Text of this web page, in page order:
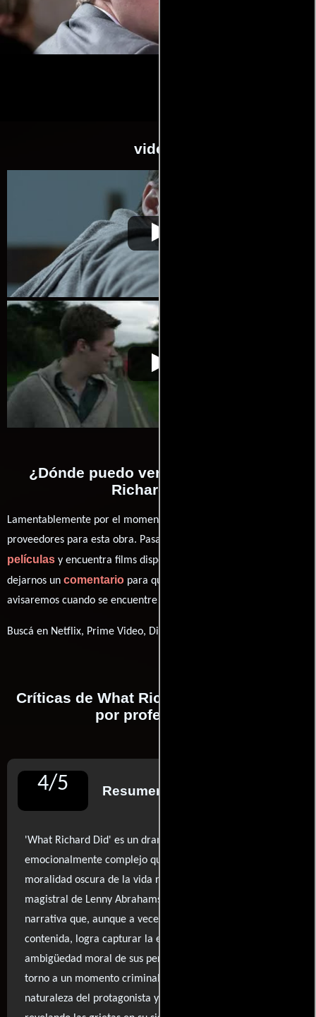
videos
Video de la película What Richard
What Richard
Did
Video de la película What Richard
¿Dónde puedo ver la películas What
Richard Did?
Lamentablemente por el momento no contamos con enlaces a
proveedores para esta obra. Pasa por nuestro catálogo de
películas y encuentra films disponibles. También puedes
dejarnos un comentario para que le demos prioridad y te
avisaremos cuando se encuentre disponible
Buscá en Netflix, Prime Video, Disney+
Críticas de What Richard Did realizadas
por profesionales
4/5 Resumen de reseñas
'What Richard Did' es un drama apasionante y
emocionalmente complejo que se adentra en la
moralidad oscura de la vida real. Con una dirección
magistral de Lenny Abrahamson, la película presenta una
narrativa que, aunque a veces puede parecer un tanto
contenida, logra capturar la esencia de la tensión y la
ambigüedad moral de sus personajes. La historia gira en
torno a un momento criminal que invita a cuestionar la
naturaleza del protagonista y sus justificaciones,